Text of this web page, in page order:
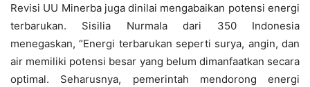
Revisi UU Minerba juga dinilai mengabaikan potensi energi
terbarukan. Sisilia Nurmala dari 350 Indonesia
menegaskan, “Energi terbarukan seperti surya, angin, dan
air memiliki potensi besar yang belum dimanfaatkan secara
optimal. Seharusnya, pemerintah mendorong energi